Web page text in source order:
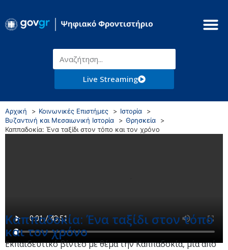
Live Streaming
Αρχική Κοινωνικές Επιστήμες
Ιστορία
Βυζαντινή και Μεσαιωνική Ιστορία
Θρησκεία
Καππαδοκία: Ένα ταξίδι στον τόπο και τον χρόνο
Καππαδοκία: Ένα ταξίδι στον τόπο
και τον χρόνο
Εκπαιδευτικό βίντεο με θέμα την Καππαδοκία, μία από